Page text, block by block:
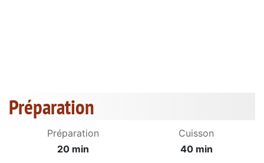
Préparation
Préparation
20 min
Cuisson
40 min